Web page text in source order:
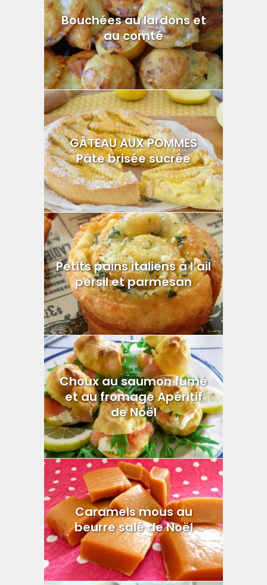
Bouchées au lardons et
au comté
GÂTEAU AUX POMMES
Pâte brisée sucrée
Petits pains italiens à l’ail
persil et parmesan
Choux au saumon fumé
et au fromage Apéritif
de Noël
Caramels mous au
beurre salé de Noël